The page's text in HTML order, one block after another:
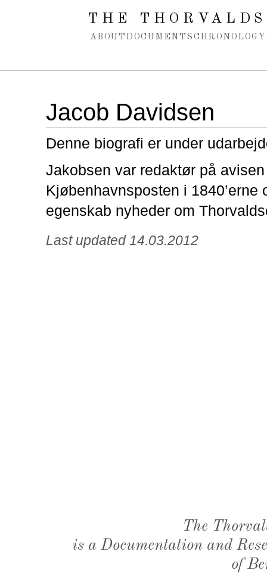
Spring navigation over
THE
ABOUT DOCUMENTS CHRONOLOGY
Jacob Davidsen
Denne biografi er under
Jakobsen var redaktør på avisen
Kjøbenhavnsposten i 1840’erne
egenskab nyheder om
Last updated 14.03.2012
The
is a Documentation and
of